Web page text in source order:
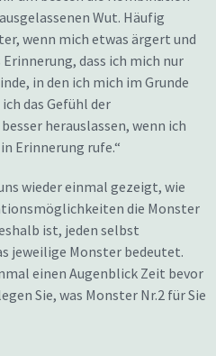
Wut. Häufig
wenn mich etwas ärgert und
dass ich mich nur
in den ich mich im Grunde
das Gefühl der
herauslassen, wenn ich
Erinnerung rufe.“
wieder einmal gezeigt, wie
die Monster
ist, jeden selbst
jeweilige Monster bedeutet.
einen Augenblick Zeit bevor
Sie, was Monster Nr.2 für Sie